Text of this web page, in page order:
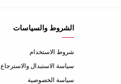
الشروط والسياسات
شروط الاستخدام
سياسة الاستبدال والاسترجاع
سياسة الخصوصية